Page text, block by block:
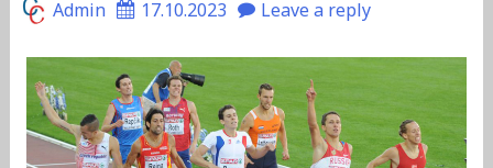
Admin 17.10.2023 Leave a reply